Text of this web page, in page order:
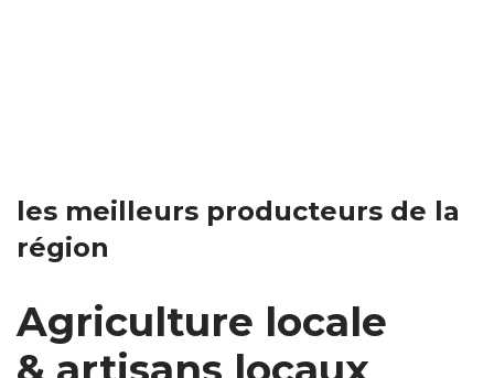
les meilleurs producteurs de la
région
Agriculture locale